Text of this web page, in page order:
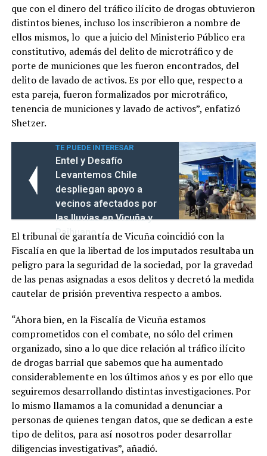
que con el dinero del tráfico ilícito de drogas obtuvieron
distintos bienes, incluso los inscribieron a nombre de
ellos mismos, lo que a juicio del Ministerio Público era
constitutivo, además del delito de microtráfico y de
porte de municiones que les fueron encontrados, del
delito de lavado de activos. Es por ello que, respecto a
esta pareja, fueron formalizados por microtráfico,
tenencia de municiones y lavado de activos”, enfatizó
Shetzer.
TE PUEDE INTERESAR
Entel y Desafío
Levantemos Chile
despliegan apoyo a
vecinos afectados por
las lluvias en Vicuña y
Paihuano
El tribunal de garantía de Vicuña coincidió con la
Fiscalía en que la libertad de los imputados resultaba un
peligro para la seguridad de la sociedad, por la gravedad
de las penas asignadas a esos delitos y decretó la medida
cautelar de prisión preventiva respecto a ambos.
“Ahora bien, en la Fiscalía de Vicuña estamos
comprometidos con el combate, no sólo del crimen
organizado, sino a lo que dice relación al tráfico ilícito
de drogas barrial que sabemos que ha aumentado
considerablemente en los últimos años y es por ello que
seguiremos desarrollando distintas investigaciones. Por
lo mismo llamamos a la comunidad a denunciar a
personas de quienes tengan datos, que se dedican a este
tipo de delitos, para así nosotros poder desarrollar
diligencias investigativas”, añadió.